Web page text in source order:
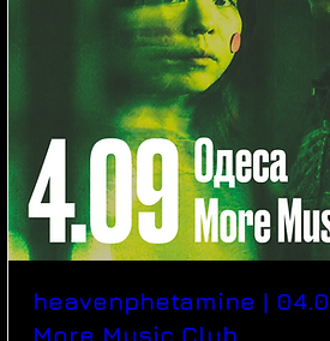
heavenphetamine |
More Music Club